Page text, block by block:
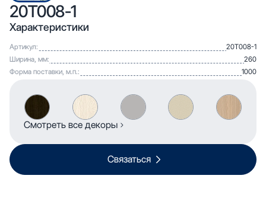
20T008-1
Характеристики
Артикул:
20T008-1
Ширина, мм:
260
Форма поставки, м.п.:
1000
Смотреть все декоры
Связаться